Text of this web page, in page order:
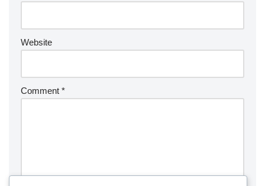
Website
Comment *